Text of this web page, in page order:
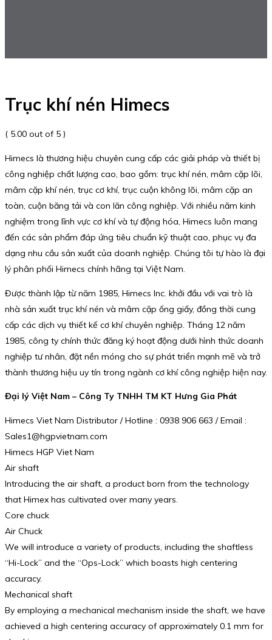
Trục khí nén Himecs
( 5.00 out of 5 )
Himecs là thương hiệu chuyên cung cấp các giải pháp và thiết bị
công nghiệp chất lượng cao, bao gồm: trục khí nén, mâm cặp lõi,
mâm cặp khí nén, trục cơ khí, trục cuộn không lõi, mâm cặp an
toàn, cuộn băng tải và con lăn công nghiệp. Với nhiều năm kinh
nghiệm trong lĩnh vực cơ khí và tự động hóa, Himecs luôn mang
đến các sản phẩm đáp ứng tiêu chuẩn kỹ thuật cao, phục vụ đa
dạng nhu cầu sản xuất của doanh nghiệp. Chúng tôi tự hào là đại
lý phân phối Himecs chính hãng tại Việt Nam.
Được thành lập từ năm 1985, Himecs Inc. khởi đầu với vai trò là
nhà sản xuất trục khí nén và mâm cặp ống giấy, đồng thời cung
cấp các dịch vụ thiết kế cơ khí chuyên nghiệp. Tháng 12 năm
1985, công ty chính thức đăng ký hoạt động dưới hình thức doanh
nghiệp tư nhân, đặt nền móng cho sự phát triển mạnh mẽ và trở
thành thương hiệu uy tín trong ngành cơ khí công nghiệp hiện nay.
Đại lý Việt Nam – Công Ty TNHH TM KT Hưng Gia Phát
Himecs Viet Nam Distributor / Hotline : 0938 906 663 / Email :
Sales1@hgpvietnam.com
Himecs HGP Viet Nam
Air shaft
Introducing the air shaft, a product born from the technology
that Himex has cultivated over many years.
Core chuck
Air Chuck
We will introduce a variety of products, including the shaftless
“Hi-Lock” and the “Ops-Lock” which boasts high centering
accuracy.
Mechanical shaft
By employing a mechanical mechanism inside the shaft, we have
achieved a high centering accuracy of approximately 0.1 mm for